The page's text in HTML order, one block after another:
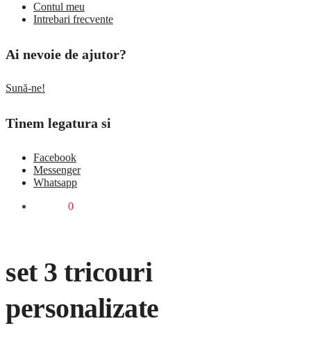
Contul meu
Intrebari frecvente
Ai nevoie de ajutor?
Sună-ne!
Tinem legatura si
Facebook
Messenger
Whatsapp
0
set 3 tricouri
personalizate